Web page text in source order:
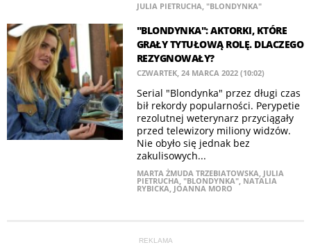
JULIA PIETRUCHA, "BLONDYNKA"
"BLONDYNKA": AKTORKI, KTÓRE
GRAŁY TYTUŁOWĄ ROLĘ. DLACZEGO
REZYGNOWAŁY?
CZWARTEK, 24 MARCA 2022 (10:02)
Serial "Blondynka" przez długi czas
bił rekordy popularności. Perypetie
rezolutnej weterynarz przyciągały
przed telewizory miliony widzów.
Nie obyło się jednak bez
zakulisowych...
MARTA ŻMUDA TRZEBIATOWSKA, JULIA
PIETRUCHA, "BLONDYNKA", NATALIA
RYBICKA, JOANNA MORO
REKLAMA